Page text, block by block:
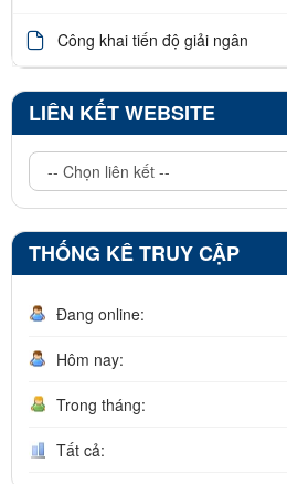
Công khai tiến độ giải ngân
LIÊN KẾT WEBSITE
THỐNG KÊ TRUY CẬP
Đang online:
Hôm nay:
Trong tháng:
Tất cả: